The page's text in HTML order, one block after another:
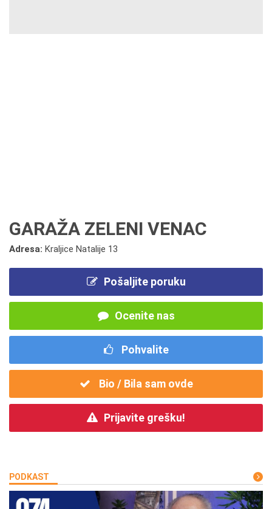
GARAŽA ZELENI VENAC
Adresa: Kraljice Natalije 13
Pošaljite poruku
Ocenite nas
Pohvalite
Bio / Bila sam ovde
Prijavite grešku!
PODKAST